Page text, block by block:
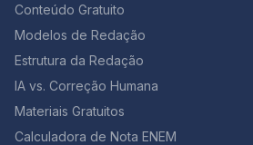
Conteúdo Gratuito
Modelos de Redação
Estrutura da Redação
IA vs. Correção Humana
Materiais Gratuitos
Calculadora de Nota ENEM